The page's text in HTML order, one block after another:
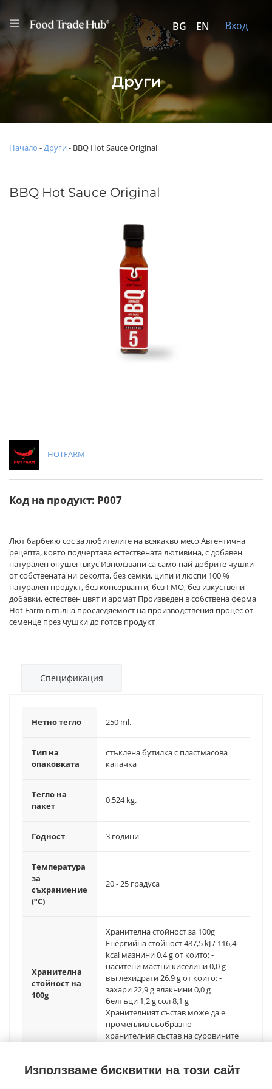
BG EN Вход
Други
Начало -Други - BBQ Hot Sauce Original
BBQ Hot Sauce Original
HOTFARM
Код на продукт: P007
Лют барбекю сос за любителите на всякакво месо Автентична
рецепта, която подчертава естествената лютивина, с добавен
натурален опушен вкус Използвани са само най-добрите чушки
от собствената ни реколта, без семки, ципи и люспи 100 %
натурален продукт, без консерванти, без ГМО, без изкуствени
добавки, естествен цвят и аромат Произведен в собствена ферма
Hot Farm в пълна проследяемост на производствения процес от
семенце през чушки до готов продукт
Спецификация
Нетно тегло 250 ml.
Тип на
опаковката
стъклена бутилка с пластмасова
капачка
Тегло на
пакет
0.524 kg.
Годност 3 години
Температура
за
съхраниение
(°C)
20 - 25 градуса
Хранителна
стойност на
100g
Хранителна стойност за 100g
Енергийна стойност 487,5 kJ / 116,4
kcal мазнини 0,4 g от които: -
наситени мастни киселини 0,0 g
въглехидрати 26,9 g от които: -
захари 22,9 g влакнини 0,0 g
белтъци 1,2 g сол 8,1 g
Хранителният състав може да е
променлив съобразно
хранителния състав на суровините
Използваме бисквитки на този сайт